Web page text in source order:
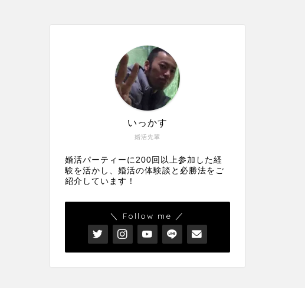
婚活先輩
いっかす
婚活パーティーに200回以上参加した経
験を活かし、婚活の体験談と必勝法をご
紹介しています！
＼ Follow me ／